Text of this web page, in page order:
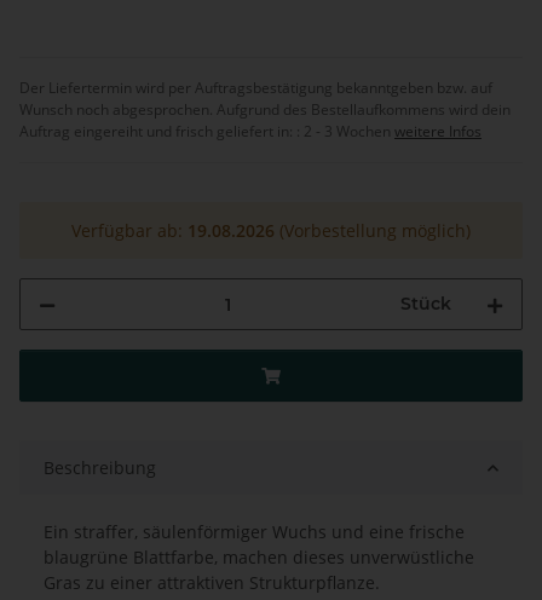
Der Liefertermin wird per Auftragsbestätigung bekanntgeben bzw. auf
Wunsch noch abgesprochen. Aufgrund des Bestellaufkommens wird dein
Auftrag eingereiht und frisch geliefert in: : 2 - 3 Wochen weitere Infos
Verfügbar ab: 19.08.2026 (Vorbestellung möglich)
Stück
Beschreibung
Ein straffer, säulenförmiger Wuchs und eine frische
blaugrüne Blattfarbe, machen dieses unverwüstliche
Gras zu einer attraktiven Strukturpflanze.